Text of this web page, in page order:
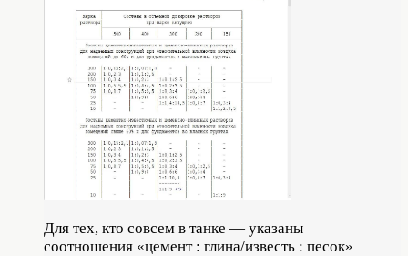
Для тех, кто совсем в танке — указаны
соотношения «цемент : глина/известь : песок»